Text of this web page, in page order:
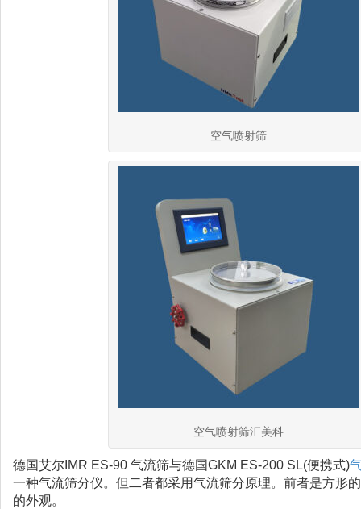
空气喷射筛
空气喷射筛汇美科
德国艾尔IMR ES-90 气流筛与德国GKM ES-200 SL(便携式)
一种气流筛分仪。但二者都采用气流筛分原理。前者是方形
的外观。